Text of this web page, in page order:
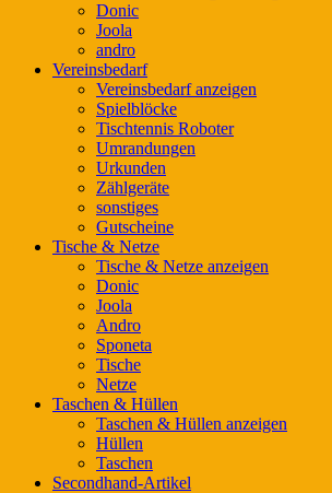
Donic
Joola
andro
Vereinsbedarf
Vereinsbedarf anzeigen
Spielblöcke
Tischtennis Roboter
Umrandungen
Urkunden
Zählgeräte
sonstiges
Gutscheine
Tische & Netze
Tische & Netze anzeigen
Donic
Joola
Andro
Sponeta
Tische
Netze
Taschen & Hüllen
Taschen & Hüllen anzeigen
Hüllen
Taschen
Secondhand-Artikel